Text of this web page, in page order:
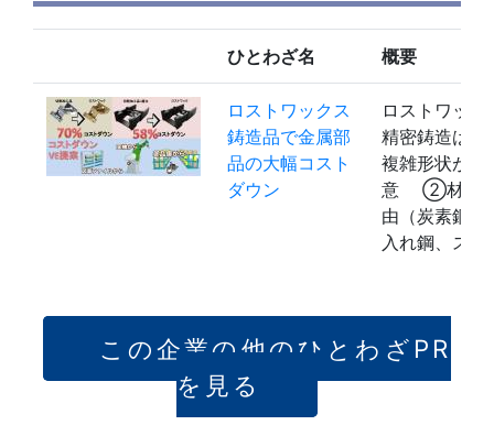
ひとわざ名 概要
ロストワックス
鋳造品で金属部
品の大幅コスト
ダウン
ロストワック
精密鋳造は
複雑形状が得
意 ②材質
由（炭素鋼、
入れ鋼、ス…
この企業の他のひとわざPR
を見る